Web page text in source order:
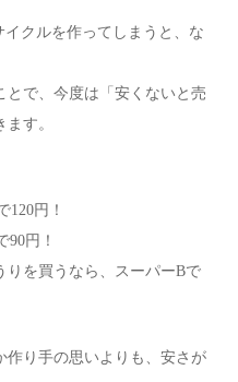
クルを作ってしまうと、な
とで、今度は「安くないと売
す。
120円！
90円！
りを買うなら、スーパーBで
作り手の思いよりも、安さが